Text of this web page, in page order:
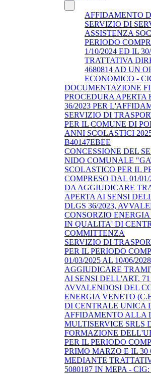
AFFIDAMENTO
SERVIZIO DI
ASSISTENZA
PERIODO
1/10/2024 ED IL
TRATTATIVA
4680814 AD UN
ECONOMICO -
DOCUMENTAZIONE
PROCEDURA APERTA
36/2023 PER
SERVIZIO DI
PER IL COMUNE DI
ANNI SCOLASTICI
B40147EBEE
CONCESSIONE DEL
NIDO COMUNALE
SCOLASTICO PER IL
COMPRESO DAL 01/
DA AGGIUDICARE
APERTA AI SENSI
DLGS 36/2023,
CONSORZIO
IN QUALITA' DI
COMMITTENZA
SERVIZIO DI
PER IL PERIODO
01/03/2025 AL 10/06/
AGGIUDICARE
AI SENSI DELL'ART.
AVVALENDOSI DEL
ENERGIA VENETO
DI CENTRALE UNICA
AFFIDAMENTO ALLA
MULTISERVICE SRLS
FORMAZIONE
PER IL PERIODO
PRIMO MARZO E IL 30
MEDIANTE
5080187 IN MEPA -